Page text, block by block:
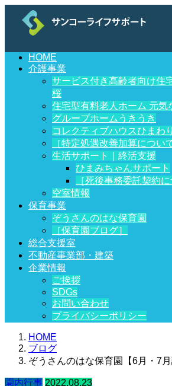
HOME
介護事業
サービス付き高齢者向け住
桜
住宅型有料老人ホーム 元気
グループホームうきうき
コレクティブハウスひまわり
［特定処遇改善加算につい
生活サポート｜終活支援
ひまみちゃんサポート
［死後事務委託契約に
空室情報
保育事業
ぞうさんのはな保育園
［保育園ブログ］
総合支援室
不動産事業部・建築
企業情報
ご挨拶
SDGs
お問い合わせ
プライバシーポリシー
HOME
ブログ
ぞうさんのはな保育園【6月・7月
園内行事 2022.08.23